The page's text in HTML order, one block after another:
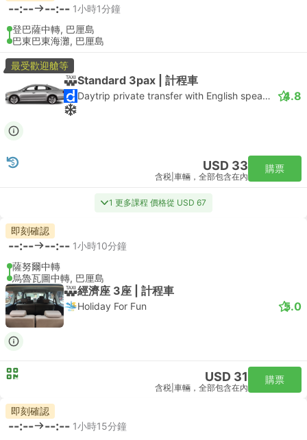
--:-- --:-- 1小時1分鐘
登巴薩中轉, 巴厘島
巴東巴東海灘, 巴厘島
最受歡迎艙等
Standard 3pax | 計程車
Daytrip private transfer with English speaking driver 4.8
USD 33
含税 車輛，全部包含在內
購票
1 更多課程 價格從 USD 67
即刻確認
--:-- --:-- 1小時10分鐘
薩努爾中轉
烏魯瓦圖中轉, 巴厘島
經濟座 3座 | 計程車
Holiday For Fun 5.0
USD 31
含税 車輛，全部包含在內
購票
即刻確認
--:-- --:-- 1小時15分鐘